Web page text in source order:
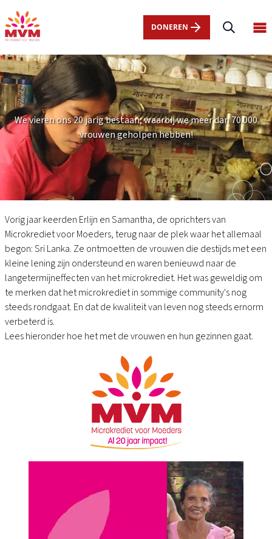
en
naar
inhoud
gaan
Main
navigation
nl
DONEREN
We vieren ons 20 jarig bestaan, waarbij we meer dan 70.000
vrouwen geholpen hebben!
Moeders
van
toen
|
20
jaar
Microkrediet
Vorig jaar keerden Erlijn en Samantha, de oprichters van
Microkrediet voor Moeders, terug naar de plek waar het allemaal
begon: Sri Lanka. Ze ontmoetten de vrouwen die destijds met een
kleine lening zijn ondersteund en waren benieuwd naar de
langetermijneffecten van het microkrediet. Het was geweldig om
te merken dat het microkrediet in sommige community's nog
steeds rondgaat. En dat de kwaliteit van leven nog steeds ernorm
verbeterd is.
Lees hieronder hoe het met de vrouwen en hun gezinnen gaat.